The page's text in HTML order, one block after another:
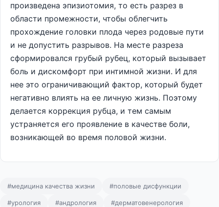
произведена эпизиотомия, то есть разрез в
области промежности, чтобы облегчить
прохождение головки плода через родовые пути
и не допустить разрывов. На месте разреза
сформировался грубый рубец, который вызывает
боль и дискомфорт при интимной жизни. И для
нее это ограничивающий фактор, который будет
негативно влиять на ее личную жизнь. Поэтому
делается коррекция рубца, и тем самым
устраняется его проявление в качестве боли,
возникающей во время половой жизни.
#медицина качества жизни #половые дисфункции
#урология #андрология #дерматовенерология